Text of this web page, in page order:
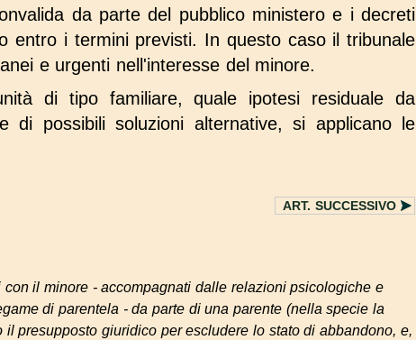
da parte del pubblico ministero e i decreti
entro i termini previsti. In questo caso il tribunale
e urgenti nell'interesse del minore.
di tipo familiare, quale ipotesi residuale da
di possibili soluzioni alternative, si applicano le
ART. SUCCESSIVO
il minore - accompagnati dalle relazioni psicologiche e
di parentela - da parte di una parente (nella specie la
presupposto giuridico per escludere lo stato di abbandono, e,